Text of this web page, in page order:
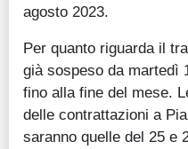
agosto 2023.
Per quanto riguarda il
già sospeso da martedì
fino alla fine del mese.
delle contrattazioni a
saranno quelle del 25 e